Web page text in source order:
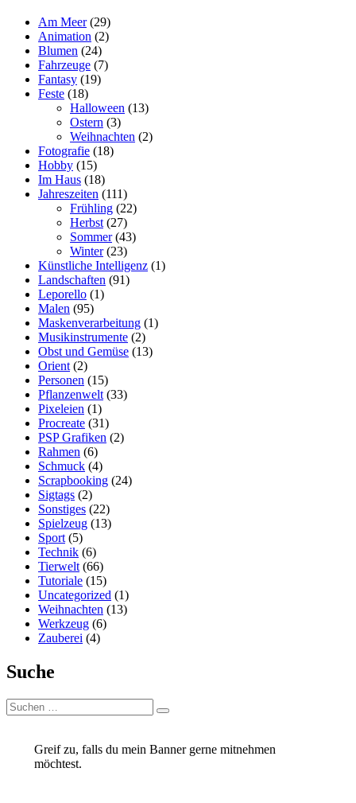
Am Meer(29)
Animation (2)
Blumen (24)
Fahrzeuge (7)
Fantasy (19)
Feste (18)
Halloween (13)
Ostern (3)
Weihnachten (2)
Fotografie (18)
Hobby (15)
Im Haus (18)
Jahreszeiten (111)
Frühling (22)
Herbst(27)
Sommer(43)
Winter(23)
Künstliche Intelligenz (1)
Landschaften (91)
Leporello (1)
Malen (95)
Maskenverarbeitung (1)
Musikinstrumente (2)
Obst und Gemüse (13)
Orient(2)
Personen (15)
Pflanzenwelt(33)
Pixeleien (1)
Procreate (31)
PSP Grafiken (2)
Rahmen (6)
Schmuck (4)
Scrapbooking (24)
Sigtags (2)
Sonstiges (22)
Spielzeug (13)
Sport(5)
Technik (6)
Tierwelt(66)
Tutoriale (15)
Uncategorized (1)
Weihnachten (13)
Werkzeug (6)
Zauberei (4)
Suche
Suchen
nach:
Suchen
Greif zu, falls du mein Banner gerne mitnehmen
möchtest.